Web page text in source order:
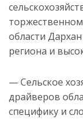
области
региона и
— Сельское
драйверов
специфику и